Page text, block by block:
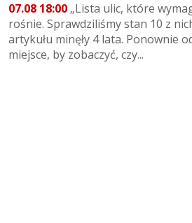
07.08 18:00 „Lista ulic, które
rośnie. Sprawdziliśmy stan 10 z
artykułu minęły 4 lata. Ponownie
miejsce, by zobaczyć, czy...